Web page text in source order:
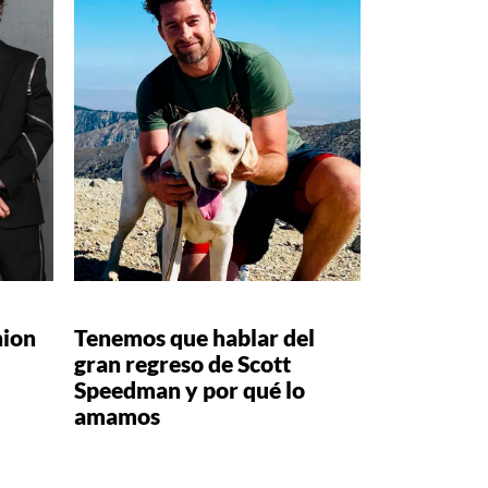
Tenemos que hablar del
gran regreso de Scott
Speedman y por qué lo
amamos